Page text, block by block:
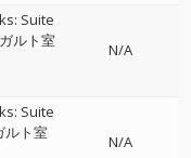
Suite
ルト室
N/A
Suite
ルト室
N/A